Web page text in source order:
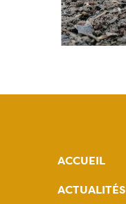
ACCUEIL
ACTUALITÉS